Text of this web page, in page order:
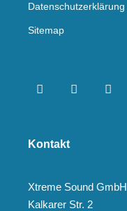
Datenschutzerklärung
Sitemap
Kontakt
Xtreme Sound GmbH
Kalkarer Str. 2